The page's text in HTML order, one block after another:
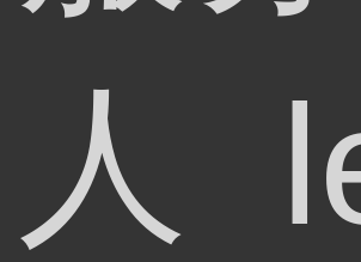
人